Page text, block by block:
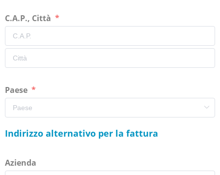
C.A.P., Città
Paese
Indirizzo alternativo per la fattura
Azienda